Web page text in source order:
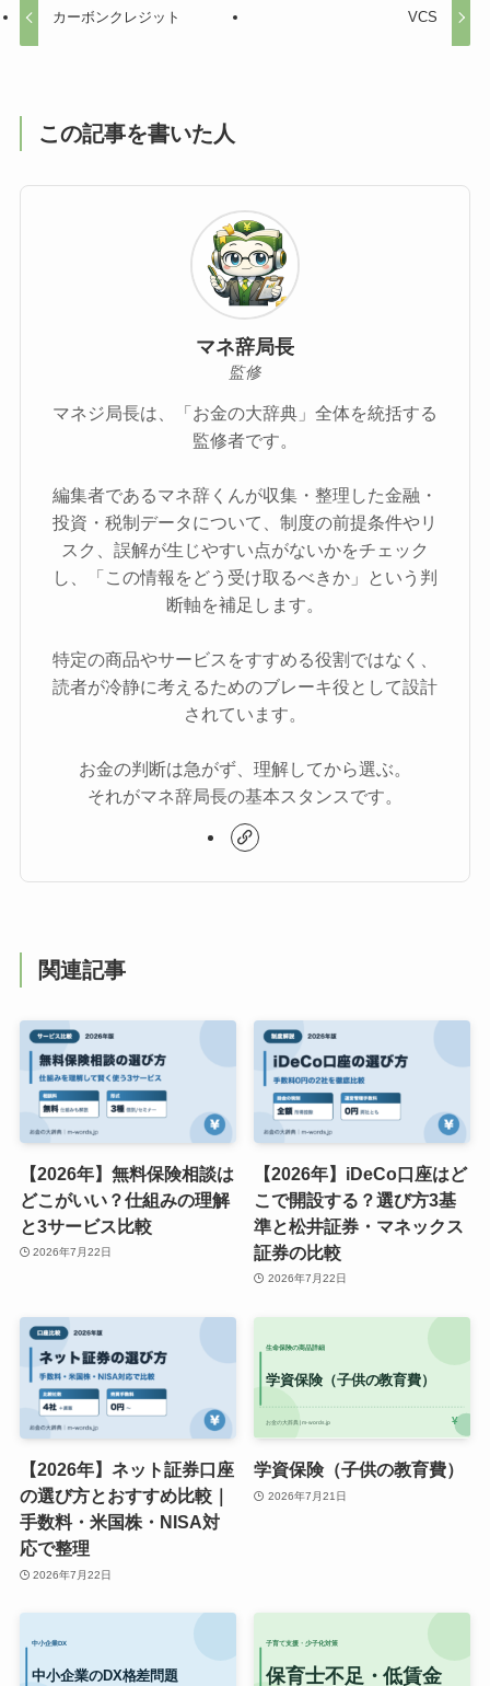
カーボンクレジット VCS
この記事を書いた人
マネ辞局長
監修
マネジ局長は、「お金の大辞典」全体を統括する
監修者です。
編集者であるマネ辞くんが収集・整理した金融・
投資・税制データについて、制度の前提条件やリ
スク、誤解が生じやすい点がないかをチェック
し、「この情報をどう受け取るべきか」という判
断軸を補足します。
特定の商品やサービスをすすめる役割ではなく、
読者が冷静に考えるためのブレーキ役として設計
されています。
お金の判断は急がず、理解してから選ぶ。
それがマネ辞局長の基本スタンスです。
関連記事
【2026年】無料保険相談は
どこがいい？仕組みの理解
と3サービス比較
2026年7月22日
【2026年】iDeCo口座はど
こで開設する？選び方3基
準と松井証券・マネックス
証券の比較
2026年7月22日
【2026年】ネット証券口座
の選び方とおすすめ比較｜
手数料・米国株・NISA対
応で整理
2026年7月22日
学資保険（子供の教育費）
2026年7月21日